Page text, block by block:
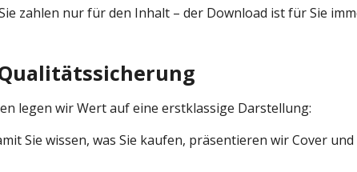
zahlen nur für den Inhalt – der Download ist für Sie
legen wir Wert auf eine erstklassige Darstellung:
Sie wissen, was Sie kaufen, präsentieren wir Cover